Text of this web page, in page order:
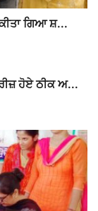
ਗਿਆ ਸ਼...
ਹੋਏ ਠੀਕ ਅ...